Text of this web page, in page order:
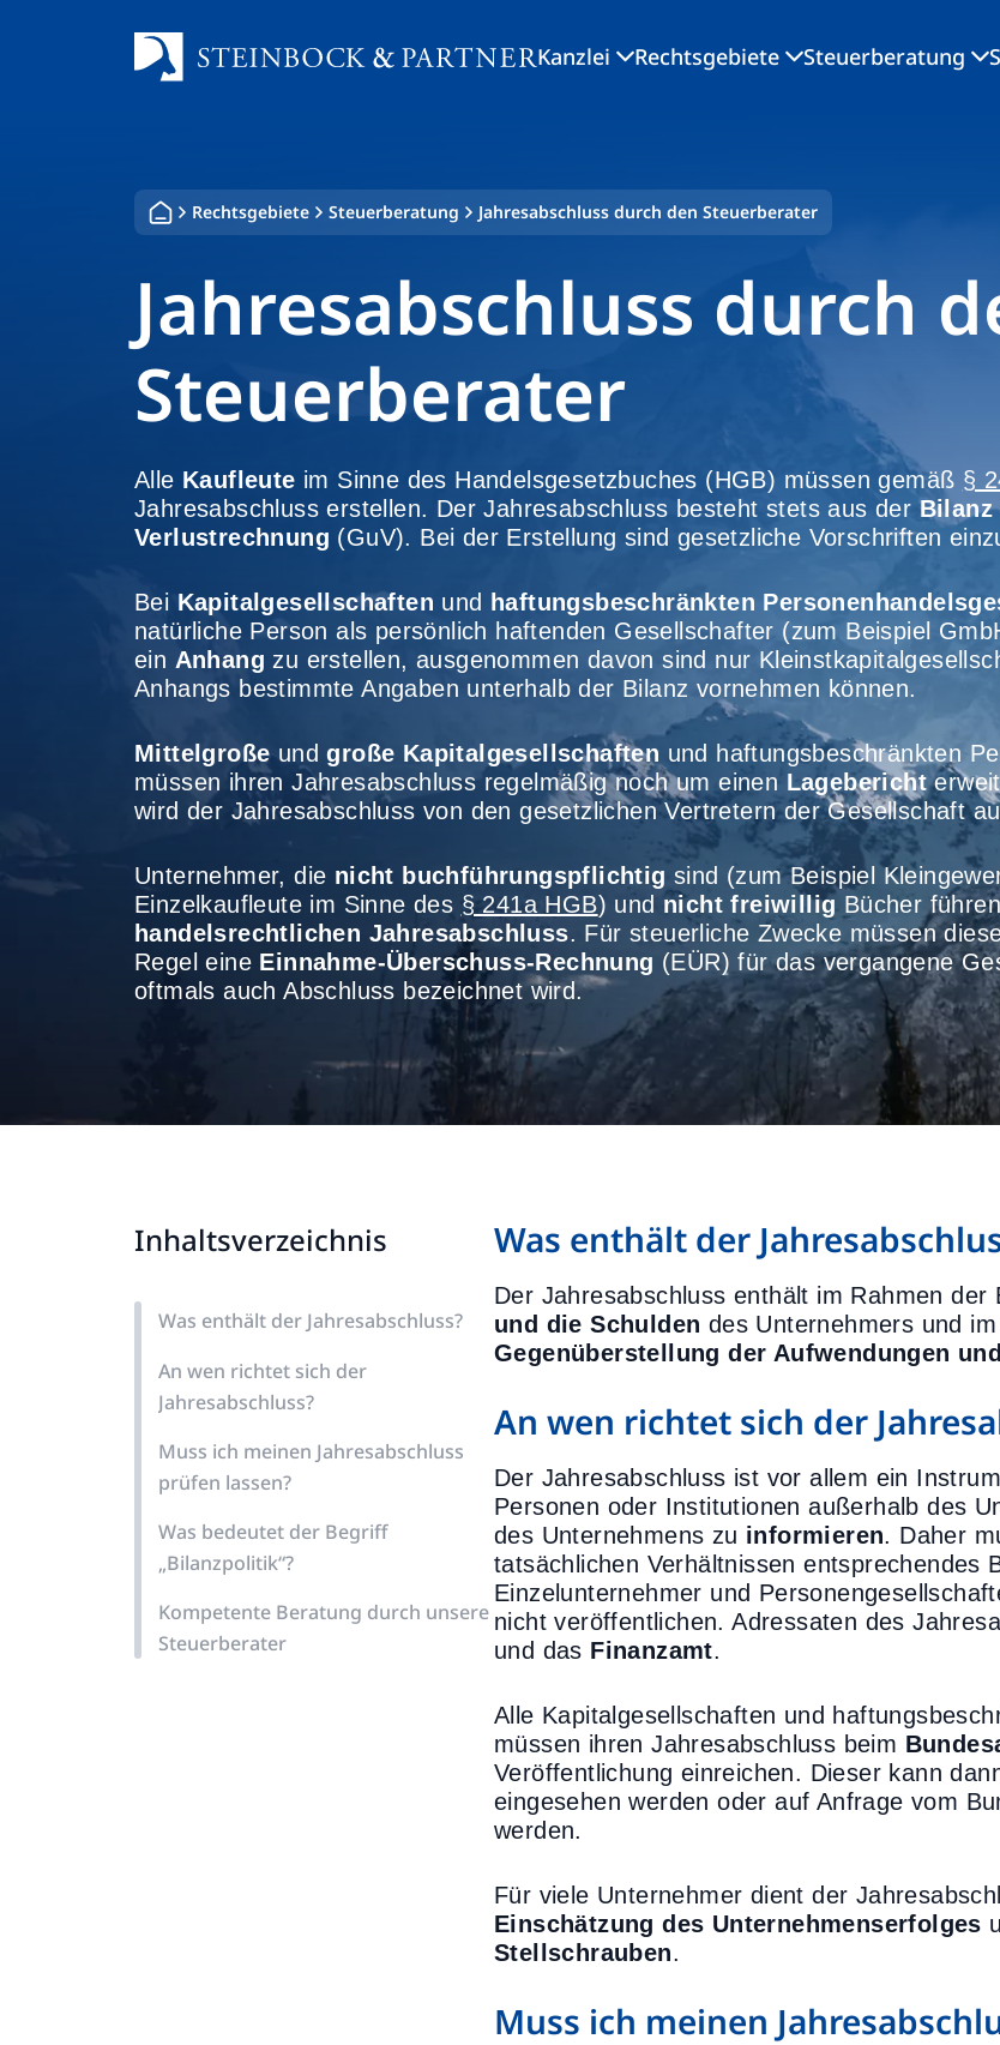
Kanzlei Rechtsgebiete Steuerberatung
Rechtsgebiete Steuerberatung Jahresabschluss durch den Steuerberater
Jahresabschluss durch
Steuerberater
Alle Kaufleute im Sinne des Handelsgesetzbuches (HGB) müssen gemäß §
Jahresabschluss erstellen. Der Jahresabschluss besteht stets aus derBilanz
Verlustrechnung (GuV). Bei der Erstellung sind gesetzliche Vorschriften
Bei Kapitalgesellschaften und haftungsbeschränkten
natürliche Person als persönlich haftenden Gesellschafter (zum Beispiel
ein Anhang zu erstellen, ausgenommen davon sind nur
Anhangs bestimmte Angaben unterhalb der Bilanz vornehmen können.
Mittelgroßeundgroße Kapitalgesellschaften und haftungsbeschränkten
müssen ihren Jahresabschluss regelmäßig noch um einen Lagebericht
wird der Jahresabschluss von den gesetzlichen Vertretern der Gesellschaft
Unternehmer, die nicht buchführungspflichtig sind (zum Beispiel
Einzelkaufleute im Sinne des § 241a HGB) und nicht freiwillig Bücher
handelsrechtlichen Jahresabschluss. Für steuerliche Zwecke müssen
Regel eine Einnahme-Überschuss-Rechnung (EÜR) für das vergangene
oftmals auch Abschluss bezeichnet wird.
Inhaltsverzeichnis
Was enthält der Jahresabschluss?
An wen richtet sich der
Jahresabschluss?
Muss ich meinen Jahresabschluss
prüfen lassen?
Was bedeutet der Begriff
„Bilanzpolitik“?
Kompetente Beratung durch unsere
Steuerberater
Was enthält der
Der Jahresabschluss enthält im Rahmen der
und die Schulden des Unternehmers und
Gegenüberstellung der Aufwendungen
An wen richtet sich der
Der Jahresabschluss ist vor allem ein
Personen oder Institutionen außerhalb des
des Unternehmens zu informieren. Daher
tatsächlichen Verhältnissen entsprechendes
Einzelunternehmer und
nicht veröffentlichen. Adressaten des
und das Finanzamt.
Alle Kapitalgesellschaften und
müssen ihren Jahresabschluss beim
Veröffentlichung einreichen. Dieser kann
eingesehen werden oder auf Anfrage vom
werden.
Für viele Unternehmer dient der
Einschätzung des Unternehmenserfolges
Stellschrauben.
Muss ich meinen